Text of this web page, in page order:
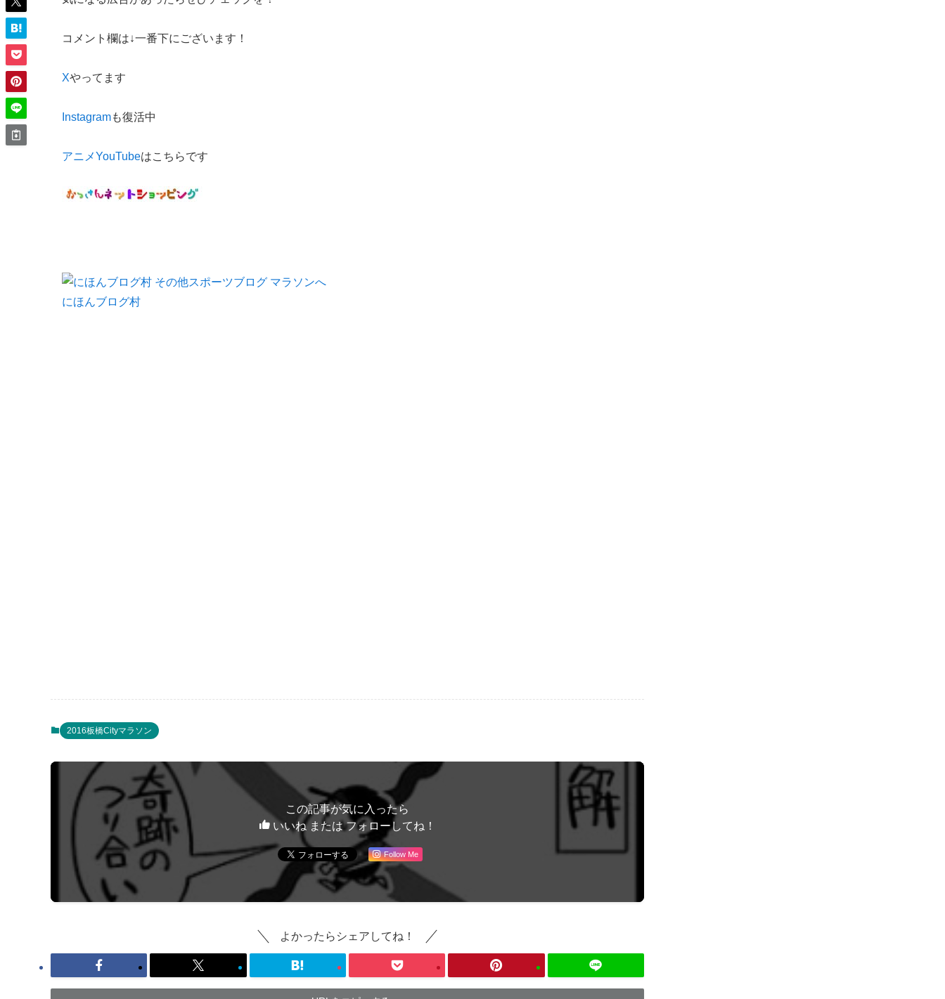
コメント欄は↓一番下にございます！
Xやってます
Instagramも復活中
アニメYouTubeはこちらです
にほんブログ村
2016板橋Cityマラソン
この記事が気に入ったら
いいね または フォローしてね！
Follow Me
よかったらシェアしてね！